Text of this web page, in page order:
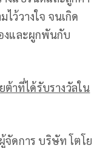
ว้วางใจ จนเกิด
งและผูกพันกับ
าที่ได้รับรางวัลใน
ดการ บริษัท โตโย